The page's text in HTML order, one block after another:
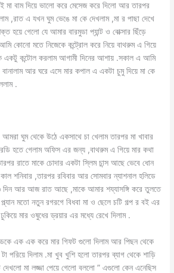
মা বাম দিয়ে ভালো করে মেসেজ করে দিলো আর তারপর
,রাত এ যখন ঘুম ভেঙে মা কে দেখলাম ,মা র পাছা দেখে
গেলো যে আমার বারমুডা প্যান্ট ও বোক্সার ছিঁড়ে
কোনো মতে নিজেকে কন্ট্রোল করে নিয়ে বাথরুম এ গিয়ে
একটু কন্টোল করলাম আগামী দিনের আশায় .সকাল এ আমি
আর ঘরে এসে মার কপাল এ একটা চুমু দিয়ে মা কে
.
ঘুম থেকে উঠে একসাথে চা খেলাম তারপর মা খাবার
হতে গেলাম অফিস এর জন্য ,বাথরুম এ গিয়ে মার কথা
রাতে মাকে চোদার একটা স্লিম চান্স আছে ভেবে ধোন
শনিবার ,তারপর রবিবার আর সোমবার ন্যাশনাল হলিডে
আর আজ রাত আছে ,মাকে আমার শয্যাসঙ্গি করে তুলতে
মতো নতুন রগরগে বিধবা মা ও ছেলে চটি গল্প র বই এর
মার ওষুধের ড্রয়ার এর মধ্যে রেখে দিলাম .
এক এক করে মার গিফট গুলো দিলাম আর পিছন থেকে
পরিয়ে দিলাম .মা খুব খুশি হলো তারপর ব্যাগ থেকে শাড়ি
দেখলো মা লজ্জা পেয়ে গেলো বললো ” এগুলো কেন এনেছিস